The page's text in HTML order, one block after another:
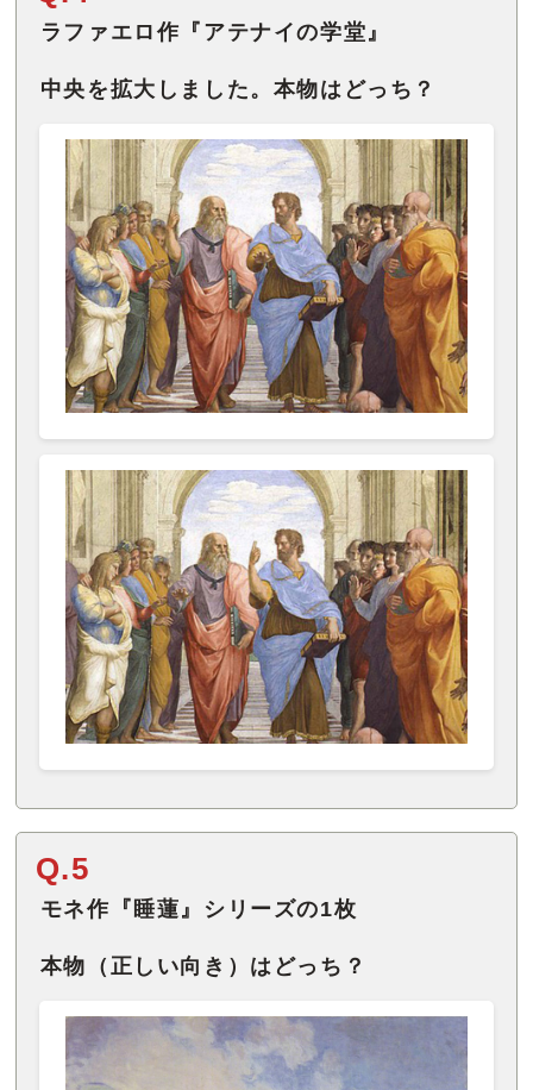
ラファエロ作『アテナイの学堂』
中央を拡大しました。本物はどっち？
Q.5
モネ作『睡蓮』シリーズの1枚
本物（正しい向き）はどっち？